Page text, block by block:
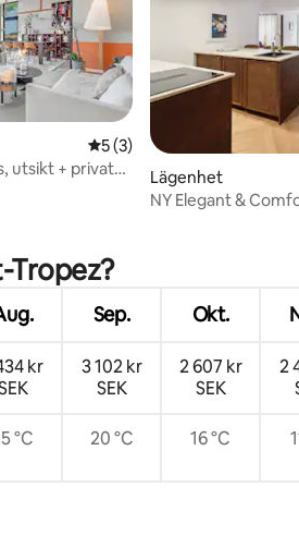
5 av 5 i genomsnittligt
5 (3)
utsikt + privat
Lägenhet
NY Elegant &
Tropez?
Sep. Okt.
kr
3 102 kr
SEK
2 607 kr
SEK
2
°C 20 °C 16 °C